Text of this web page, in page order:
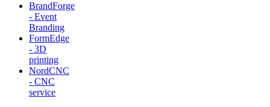
BrandForge
- Event
Branding
FormEdge
- 3D
printing
NordCNC
- CNC
service